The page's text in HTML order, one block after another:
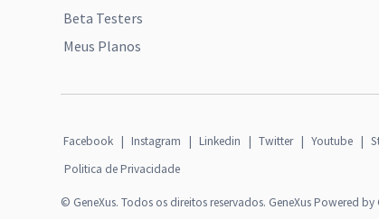
Beta Testers
Meus Planos
Facebook | Instagram | Linkedin | Twitter | Youtube |
Politica de Privacidade
© GeneXus. Todos os direitos reservados. GeneXus Powered